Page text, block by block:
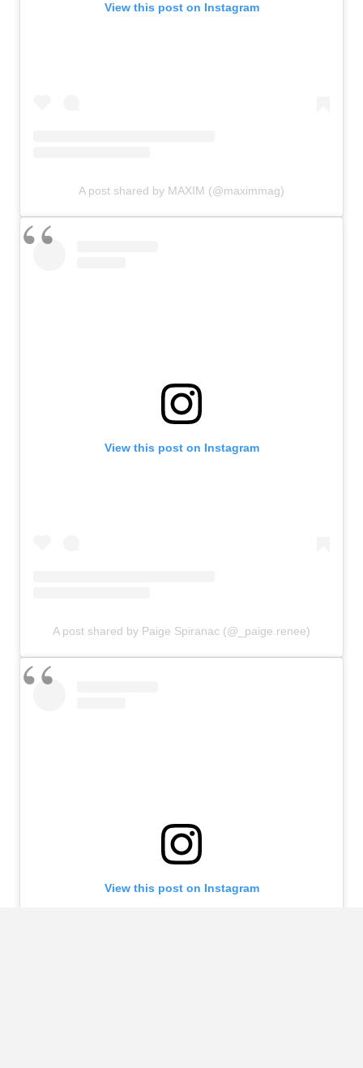
View this post on Instagram
A post shared by MAXIM (@maximmag)
View this post on Instagram
A post shared by Paige Spiranac (@_paige.renee)
View this post on Instagram